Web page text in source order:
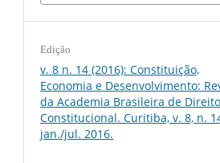
Edição
v. 8 n. 14 (2016): Constituição,
Economia e Desenvolvimento:
da Academia Brasileira de Direito
Constitucional. Curitiba, v. 8, n.
jan./jul. 2016.